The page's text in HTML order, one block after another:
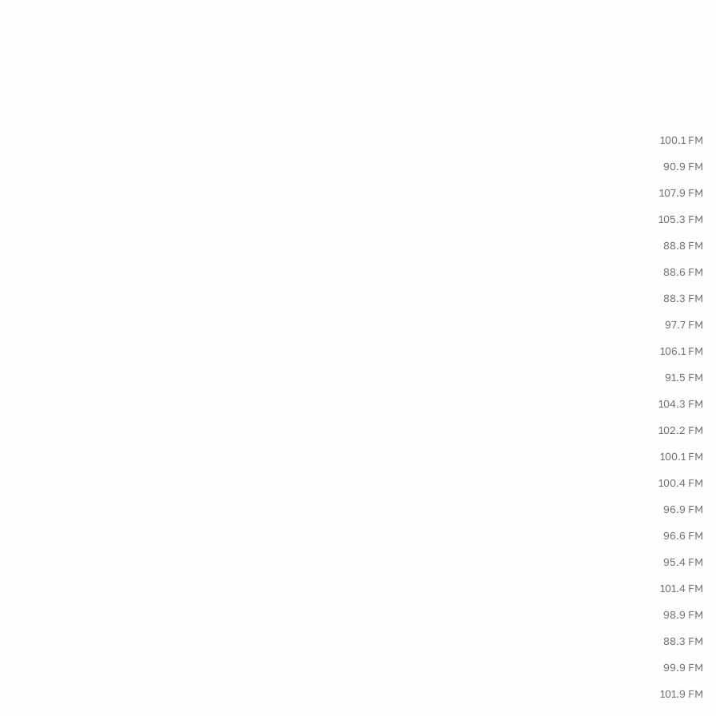
100.1 FM
90.9 FM
107.9 FM
105.3 FM
88.8 FM
88.6 FM
88.3 FM
97.7 FM
106.1 FM
91.5 FM
104.3 FM
102.2 FM
100.1 FM
100.4 FM
96.9 FM
96.6 FM
95.4 FM
101.4 FM
98.9 FM
88.3 FM
99.9 FM
101.9 FM